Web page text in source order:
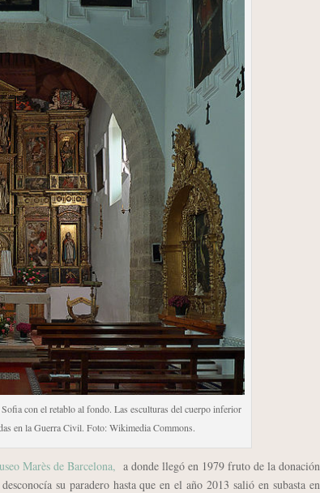
con el retablo al fondo. Las esculturas del cuerpo inferior
en la Guerra Civil. Foto: Wikimedia Commons.
Marès de Barcelona, a donde llegó en 1979 fruto de la donación
desconocía su paradero hasta que en el año 2013 salió en subasta en